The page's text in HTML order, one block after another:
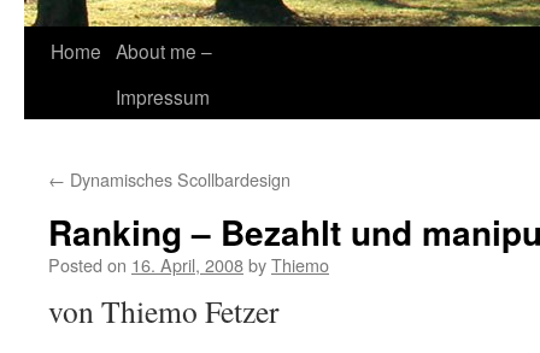
Skip
Home About me –
Impressum
← Dynamisches Scollbardesign
Ranking – Bezahlt und
Posted on 16. April, 2008byThiemo
von Thiemo Fetzer